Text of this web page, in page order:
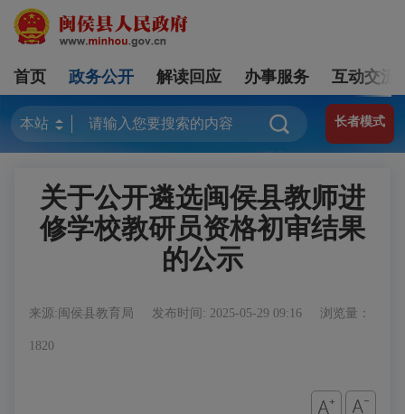
首页 政务公开 解读回应 办事服务 互动交流
长者模式
关于公开遴选闽侯县教师进
修学校教研员资格初审结果
的公示
来源:闽侯县教育局 发布时间: 2025-05-29 09:16 浏览量：
1820